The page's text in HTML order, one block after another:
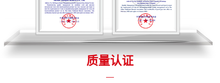
质量认证